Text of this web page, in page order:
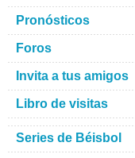
Pronósticos
Foros
Invita a tus amigos
Libro de visitas
Series de Béisbol